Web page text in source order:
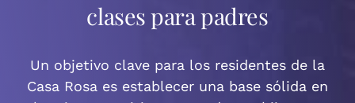
clases para padres
Un objetivo clave para los residentes de la
Casa Rosa es establecer una base sólida en